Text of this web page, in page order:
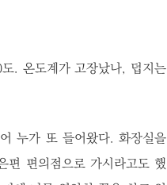
. 온도계가 고장났나, 덥지는
누가 또 들어왔다. 화장실을
편 편의점으로 가시라고도 했